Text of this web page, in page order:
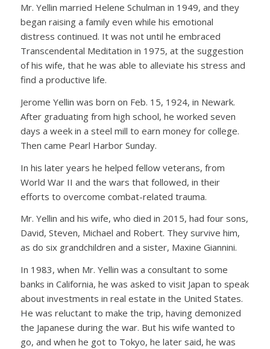
Mr. Yellin married Helene Schulman in 1949, and they
began raising a family even while his emotional
distress continued. It was not until he embraced
Transcendental Meditation in 1975, at the suggestion
of his wife, that he was able to alleviate his stress and
find a productive life.
Jerome Yellin was born on Feb. 15, 1924, in Newark.
After graduating from high school, he worked seven
days a week in a steel mill to earn money for college.
Then came Pearl Harbor Sunday.
In his later years he helped fellow veterans, from
World War II and the wars that followed, in their
efforts to overcome combat-related trauma.
Mr. Yellin and his wife, who died in 2015, had four sons,
David, Steven, Michael and Robert. They survive him,
as do six grandchildren and a sister, Maxine Giannini.
In 1983, when Mr. Yellin was a consultant to some
banks in California, he was asked to visit Japan to speak
about investments in real estate in the United States.
He was reluctant to make the trip, having demonized
the Japanese during the war. But his wife wanted to
go, and when he got to Tokyo, he later said, he was